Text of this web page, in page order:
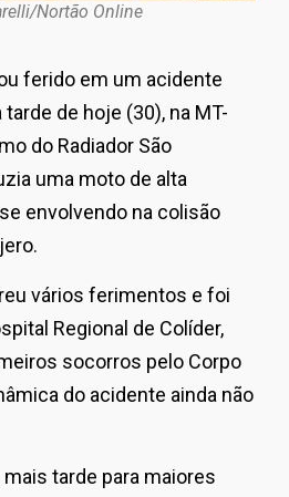
Nortão Online
ferido em um acidente
de hoje (30), na MT-
do Radiador São
uma moto de alta
envolvendo na colisão
vários ferimentos e foi
Regional de Colíder,
socorros pelo Corpo
do acidente ainda não
tarde para maiores